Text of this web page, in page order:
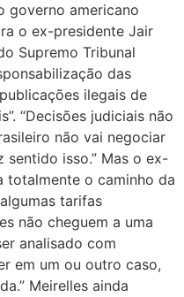
governo americano
o ex-presidente Jair
Supremo Tribunal
das
ilegais de
“Decisões judiciais não
não vai negociar
sentido isso.” Mas o ex-
totalmente o caminho da
tarifas
não cheguem a uma
analisado com
em um ou outro caso,
Meirelles ainda